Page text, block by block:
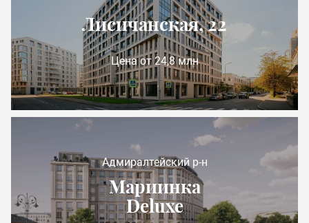
Лисичанская, 22
Цена от 24,8 млн
Адмиралтейский р-н
Мариинка
Deluxe